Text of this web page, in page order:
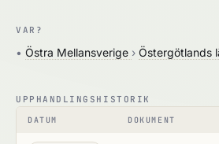
VAR?
• Östra Mellansverige › Östergötlands
UPPHANDLINGSHISTORIK
DATUM DOKUMENT